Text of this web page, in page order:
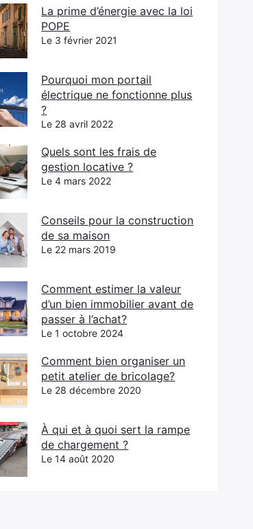
La prime d’énergie avec la loi
POPE
Le 3 février 2021
Pourquoi mon portail
électrique ne fonctionne plus
?
Le 28 avril 2022
Quels sont les frais de
gestion locative ?
Le 4 mars 2022
Conseils pour la construction
de sa maison
Le 22 mars 2019
Comment estimer la valeur
d’un bien immobilier avant de
passer à l’achat?
Le 1 octobre 2024
Comment bien organiser un
petit atelier de bricolage?
Le 28 décembre 2020
À qui et à quoi sert la rampe
de chargement ?
Le 14 août 2020